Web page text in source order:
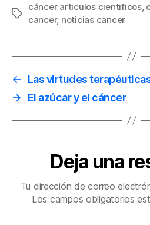
Etiquetas
cáncer articulos cientificos,
cancer, noticias cancer
←
Las virtudes
→
El azúcar y el cáncer
Deja una
Tu dirección de correo
Los campos obligatorios